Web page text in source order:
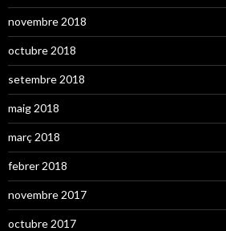
novembre 2018
octubre 2018
setembre 2018
maig 2018
març 2018
febrer 2018
novembre 2017
octubre 2017